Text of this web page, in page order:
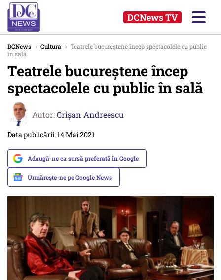
DCNews TV
DCNews › Cultura › Teatrele bucureştene încep spectacolele cu public
în sală
Teatrele bucureştene încep
spectacolele cu public în sală
Autor:Crişan Andreescu
Data publicării: 14 Mai 2021
Adaugă-ne ca sursă preferată în Google
Urmărește-ne pe Google News